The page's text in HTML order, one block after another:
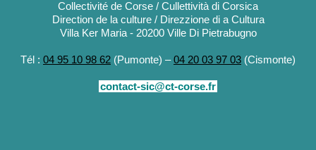
Collectivité de Corse / Cullettività di Corsica
Direction de la culture / Direzzione di a Cultura
Villa Ker Maria - 20200 Ville Di Pietrabugno
Tél : 04 95 10 98 62 (Pumonte) –04 20 03 97 03 (Cismonte)
contact-sic@ct-corse.fr